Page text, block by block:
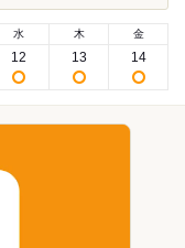
水
12
木
13
金
14